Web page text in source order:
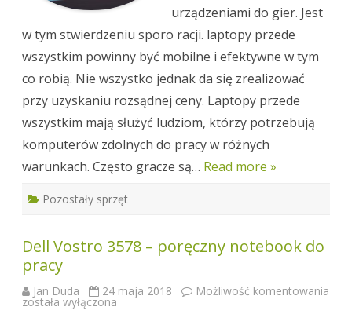
urządzeniami do gier. Jest
w tym stwierdzeniu sporo racji. laptopy przede
wszystkim powinny być mobilne i efektywne w tym
co robią. Nie wszystko jednak da się zrealizować
przy uzyskaniu rozsądnej ceny. Laptopy przede
wszystkim mają służyć ludziom, którzy potrzebują
komputerów zdolnych do pracy w różnych
warunkach. Często gracze są… Read more »
Pozostały sprzęt
Dell Vostro 3578 – poręczny notebook do
pracy
Jan Duda 24 maja 2018 Możliwość komentowania
Dell
została wyłączona